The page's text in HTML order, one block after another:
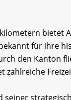
bietet
für ihre
den Kanton
zahlreiche